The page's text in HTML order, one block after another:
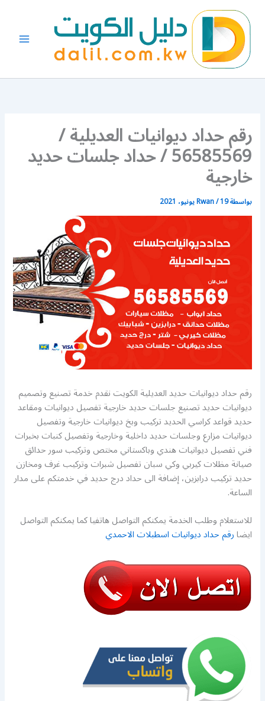
المحتوى
رقم حداد ديوانيات العديلية /
56585569 / حداد جلسات حديد
خارجية
بواسطة Rwan/19 يونيو، 2021
رقم حداد ديوانيات حديد العديلية الكويت نقدم خدمة تصنيع وتصميم
ديوانيات حديد تصنيع جلسات حديد خارجية تفصيل ديوانيات ومقاعد
حديد قواعد كراسي الحديد تركيب وبخ ديوانيات خارجية وتفصيل
ديوانيات مزارع وجلسات حديد داخلية وخارجية وتفصيل كنبات بخبرات
فني تفصيل ديوانيات هندي وباكستاني مختص وتركيب سور حدائق
صيانة مظلات كيربي وكي سبان تفصيل شبرات وتركيب غرف ومخازن
حديد تركيب درابزين، إضافة الى حداد درج حديد في خدمتكم على مدار
الساعة.
للاستعلام وطلب الخدمة يمكنكم التواصل هاتفيا كما يمكنكم التواصل
ايضارقم حداد ديوانيات اسطبلات الاحمدي